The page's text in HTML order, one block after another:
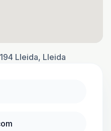
Lleida, Lleida